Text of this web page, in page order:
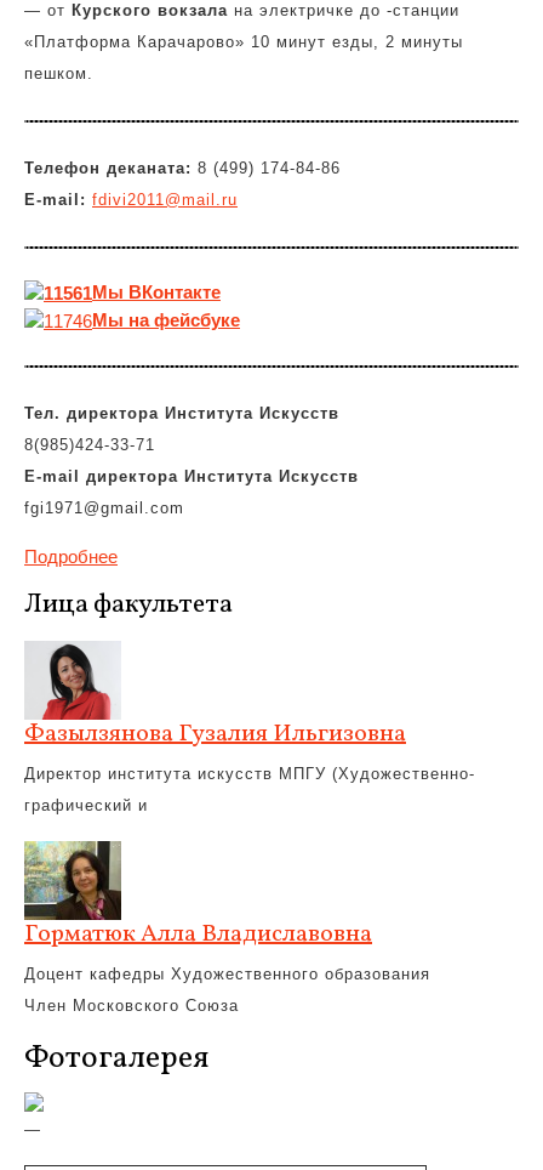
— от Курского вокзала на электричке до -станции
«Платформа Карачарово» 10 минут езды, 2 минуты
пешком.
Телефон деканата: 8 (499) 174-84-86
E-mail: fdivi2011@mail.ru
Мы ВКонтакте
Мы на фейсбуке
Тел. директора Института Искусств
8(985)424-33-71
E-mail директора Института Искусств
fgi1971@gmail.com
Подробнее
Лица факультета
Фазылзянова Гузалия Ильгизовна
Директор института искусств МПГУ (Художественно-
графический и
Горматюк Алла Владиславовна
Доцент кафедры Художественного образования
Член Московского Союза
Фотогалерея
—